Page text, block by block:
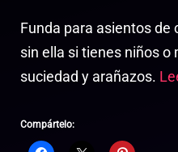
Funda para asientos de
sin ella si tienes niños o
suciedad y arañazos.
Compártelo: